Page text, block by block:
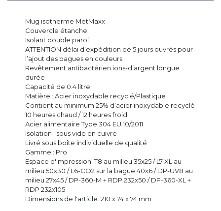
Mug isotherme MetMaxx
Couvercle étanche
Isolant double paroi
ATTENTION délai d’expédition de 5 jours ouvrés pour
l’ajout des bagues en couleurs
Revêtement antibactérien ions-d’argent longue
durée
Capacité de 0.4 litre
Matière : Acier inoxydable recyclé/Plastique
Contient au minimum 25% d’acier inoxydable recyclé
10 heures chaud / 12 heures froid
Acier alimentaire Type 304 EU 10/2011
Isolation : sous vide en cuivre
Livré sous boîte individuelle de qualité
Gamme : Pro
Espace d'impression: T8 au milieu 35x25 / L7 XL au
milieu 50x30 / L6-CO2 sur la bague 40x6 / DP-UV8 au
milieu 27x45 / DP-360-M + RDP 232x50 / DP-360-XL +
RDP 232x105
Dimensions de l'article: 210 x 74 x 74 mm